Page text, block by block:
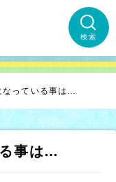
検索
なっている事は…
事は…